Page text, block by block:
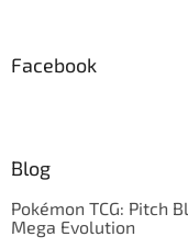
Facebook
Blog
Pokémon TCG: Pitch
Mega Evolution